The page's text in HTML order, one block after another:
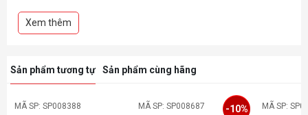
Xem thêm
Sản phẩm tương tự Sản phẩm cùng hãng
MÃ SP: SP008388 MÃ SP: SP008687 -10% MÃ SP: